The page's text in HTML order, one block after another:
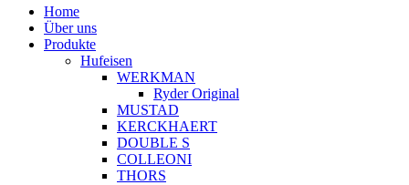
Home
Über uns
Produkte
Hufeisen
WERKMAN
Ryder Original
MUSTAD
KERCKHAERT
DOUBLE S
COLLEONI
THORS